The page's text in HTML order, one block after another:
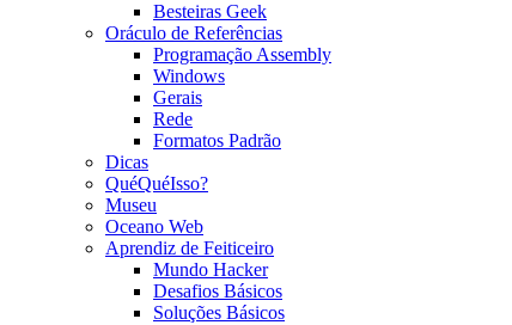
Besteiras Geek
Oráculo de Referências
Programação Assembly
Windows
Gerais
Rede
Formatos Padrão
Dicas
QuéQuéIsso?
Museu
Oceano Web
Aprendiz de Feiticeiro
Mundo Hacker
Desafios Básicos
Soluções Básicos